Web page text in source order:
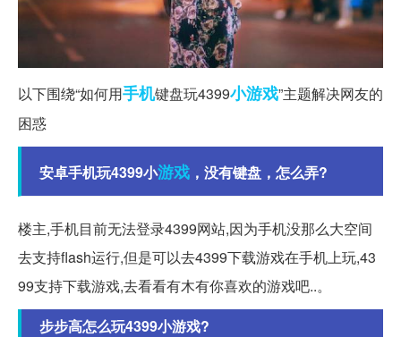
以下围绕“如何用手机键盘玩4399小游戏”主题解决网友的
困惑
安卓手机玩4399小游戏 ，没有键盘，怎么弄?
楼主,手机目前无法登录4399网站,因为手机没那么大空间
去支持flash运行,但是可以去4399下载游戏在手机上玩,43
99支持下载游戏,去看看有木有你喜欢的游戏吧..。
步步高怎么玩4399小游戏?